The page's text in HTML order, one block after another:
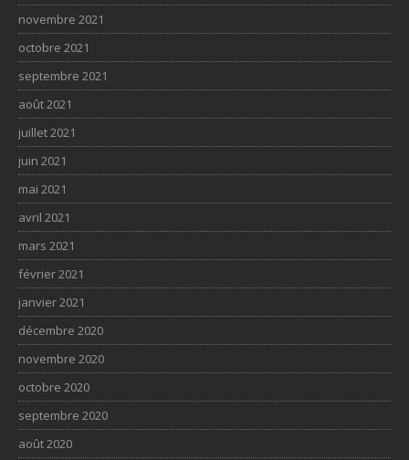
novembre 2021
octobre 2021
septembre 2021
août 2021
juillet 2021
juin 2021
mai 2021
avril 2021
mars 2021
février 2021
janvier 2021
décembre 2020
novembre 2020
octobre 2020
septembre 2020
août 2020